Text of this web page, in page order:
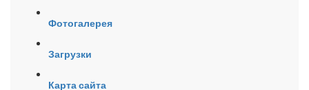
Фотогалерея
Загрузки
Карта сайта